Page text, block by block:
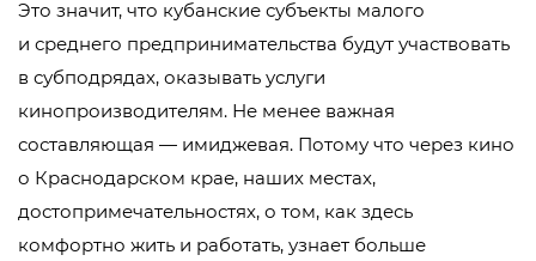
Это значит, что кубанские субъекты малого
и среднего предпринимательства будут участвовать
в субподрядах, оказывать услуги
кинопроизводителям. Не менее важная
составляющая — имиджевая. Потому что через кино
о Краснодарском крае, наших местах,
достопримечательностях, о том, как здесь
комфортно жить и работать, узнает больше